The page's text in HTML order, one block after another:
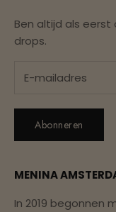
Ben altijd als
drops.
Abonneren
MENINA
In 2019 begonnen